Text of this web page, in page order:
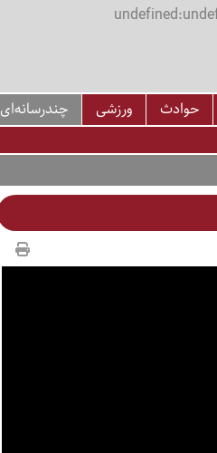
حوادث ورزشی چندرسانه‌ای